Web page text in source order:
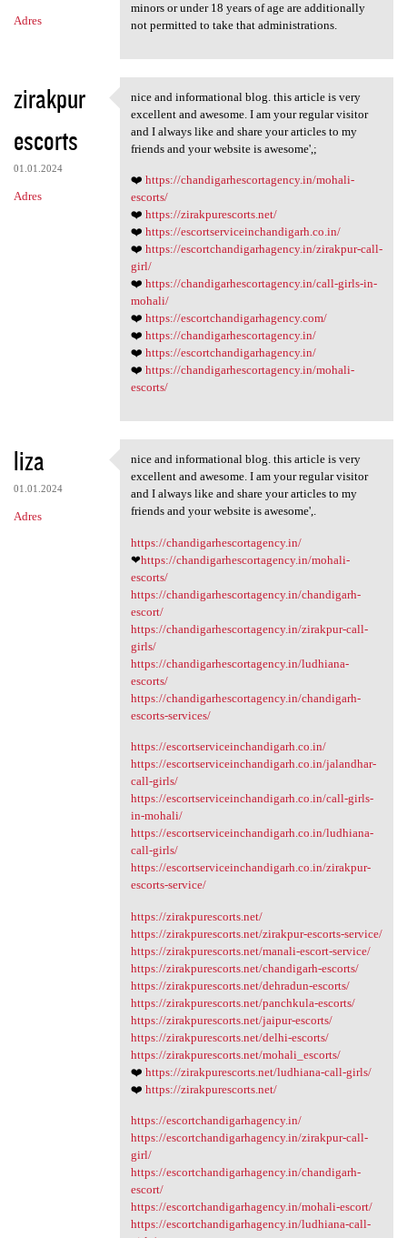
Adres
minors or under 18 years of age are additionally
not permitted to take that administrations.
zirakpur
escorts
01.01.2024
Adres
nice and informational blog.
nice and informational blog. this article is very
excellent and awesome. I am your regular visitor
and I always like and share your articles to my
friends and your website is awesome',;
❤️ https://chandigarhescortagency.in/mohali-
escorts/
❤️ https://zirakpurescorts.net/
❤️ https://escortserviceinchandigarh.co.in/
❤️ https://escortchandigarhagency.in/zirakpur-call-
girl/
❤️ https://chandigarhescortagency.in/call-girls-in-
mohali/
❤️ https://escortchandigarhagency.com/
❤️ https://chandigarhescortagency.in/
❤️ https://escortchandigarhagency.in/
❤️ https://chandigarhescortagency.in/mohali-
escorts/
liza
01.01.2024
Adres
nice and informational blog.
nice and informational blog. this article is very
excellent and awesome. I am your regular visitor
and I always like and share your articles to my
friends and your website is awesome',.
https://chandigarhescortagency.in/
❤https://chandigarhescortagency.in/mohali-
escorts/
https://chandigarhescortagency.in/chandigarh-
escort/
https://chandigarhescortagency.in/zirakpur-call-
girls/
https://chandigarhescortagency.in/ludhiana-
escorts/
https://chandigarhescortagency.in/chandigarh-
escorts-services/
https://escortserviceinchandigarh.co.in/
https://escortserviceinchandigarh.co.in/jalandhar-
call-girls/
https://escortserviceinchandigarh.co.in/call-girls-
in-mohali/
https://escortserviceinchandigarh.co.in/ludhiana-
call-girls/
https://escortserviceinchandigarh.co.in/zirakpur-
escorts-service/
https://zirakpurescorts.net/
https://zirakpurescorts.net/zirakpur-escorts-service/
https://zirakpurescorts.net/manali-escort-service/
https://zirakpurescorts.net/chandigarh-escorts/
https://zirakpurescorts.net/dehradun-escorts/
https://zirakpurescorts.net/panchkula-escorts/
https://zirakpurescorts.net/jaipur-escorts/
https://zirakpurescorts.net/delhi-escorts/
https://zirakpurescorts.net/mohali_escorts/
❤️ https://zirakpurescorts.net/ludhiana-call-girls/
❤️ https://zirakpurescorts.net/
https://escortchandigarhagency.in/
https://escortchandigarhagency.in/zirakpur-call-
girl/
https://escortchandigarhagency.in/chandigarh-
escort/
https://escortchandigarhagency.in/mohali-escort/
https://escortchandigarhagency.in/ludhiana-call-